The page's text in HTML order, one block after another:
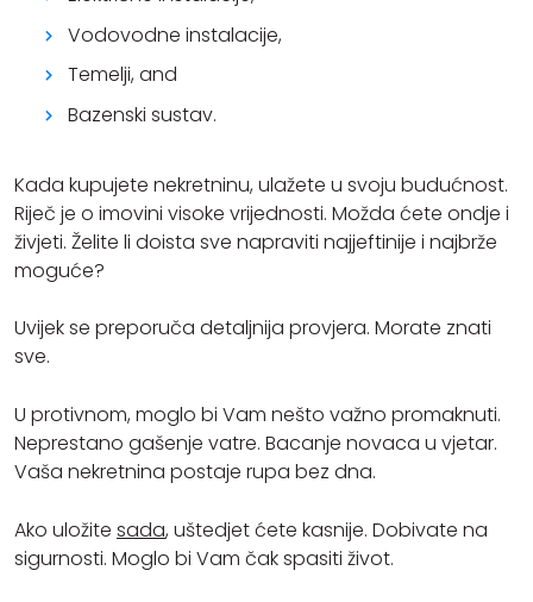
Vodovodne instalacije,
Temelji, and
Bazenski sustav.
Kada kupujete nekretninu, ulažete u svoju budućnost.
Riječ je o imovini visoke vrijednosti. Možda ćete ondje i
živjeti. Želite li doista sve napraviti najjeftinije i najbrže
moguće?
Uvijek se preporuča detaljnija provjera. Morate znati
sve.
U protivnom, moglo bi Vam nešto važno promaknuti.
Neprestano gašenje vatre. Bacanje novaca u vjetar.
Vaša nekretnina postaje rupa bez dna.
Ako uložite sada, uštedjet ćete kasnije. Dobivate na
sigurnosti. Moglo bi Vam čak spasiti život.